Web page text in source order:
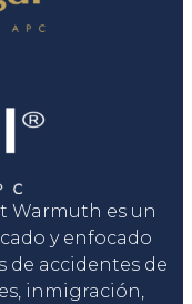
Warmuth es un
y enfocado
de accidentes de
inmigración,